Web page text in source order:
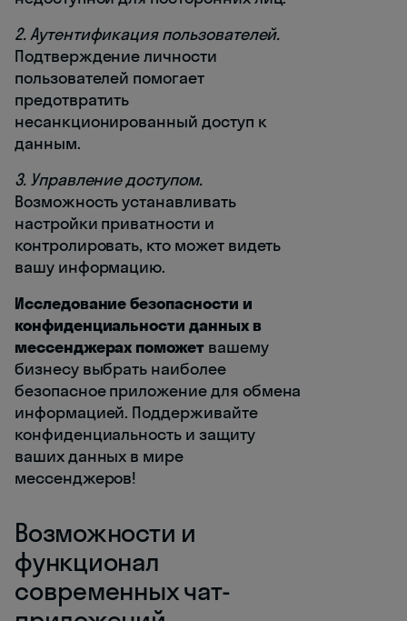
2. Аутентификация пользователей.
Подтверждение личности
пользователей помогает
предотвратить
несанкционированный доступ к
данным.
3. Управление доступом.
Возможность устанавливать
настройки приватности и
контролировать, кто может видеть
вашу информацию.
Исследование безопасности и
конфиденциальности данных в
мессенджерах поможет вашему
бизнесу выбрать наиболее
безопасное приложение для обмена
информацией. Поддерживайте
конфиденциальность и защиту
ваших данных в мире
мессенджеров!
Возможности и
функционал
современных чат-